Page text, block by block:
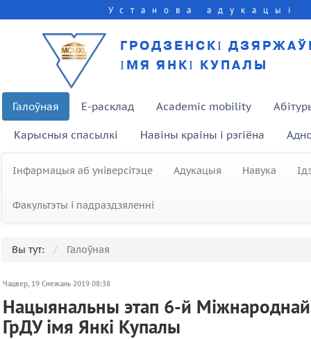
Установа адукацыі
ГРОДЗЕНСКІ
ІМЯ ЯНКІ КУПАЛЫ
Галоўная E-расклад Academic mobility
Карысныя спасылкі Навіны краіны і рэгіёна
Інфармацыя аб універсітэце Адукацыя Навука
Факультэты і падраздзяленні
Вы тут: Галоўная
Чацвер, 19 Снежань 2019 08:38
Нацыянальны этап 6-й Міжнароднай
ГрДУ імя Янкі Купалы